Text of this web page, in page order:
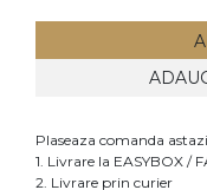
Accesorii
Plaseaza comanda
1. Livrare la EASYBOX /
2. Livrare prin curier